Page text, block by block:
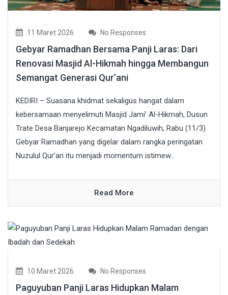
11 Maret 2026 No Responses
Gebyar Ramadhan Bersama Panji Laras: Dari
Renovasi Masjid Al-Hikmah hingga Membangun
Semangat Generasi Qur’ani
KEDIRI – Suasana khidmat sekaligus hangat dalam
kebersamaan menyelimuti Masjid Jami’ Al-Hikmah, Dusun
Trate Desa Banjarejo Kecamatan Ngadiluwih, Rabu (11/3).
Gebyar Ramadhan yang digelar dalam rangka peringatan
Nuzulul Qur’an itu menjadi momentum istimew...
Read More
10 Maret 2026 No Responses
Paguyuban Panji Laras Hidupkan Malam